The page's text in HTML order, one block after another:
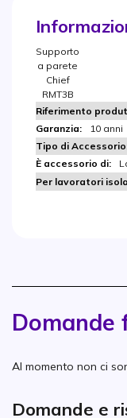
Supporto
a parete
Chief
RMT3B
10 anni
Domande
Al momento non ci
Domande e